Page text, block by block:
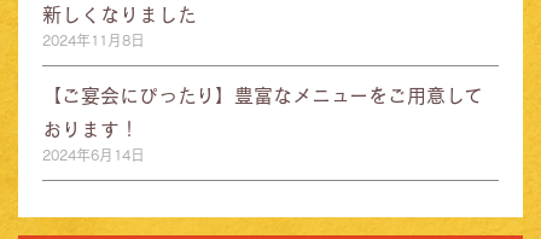
新しくなりました
2024年11月8日
【ご宴会にぴったり】豊富なメニューをご用意して
おります！
2024年6月14日